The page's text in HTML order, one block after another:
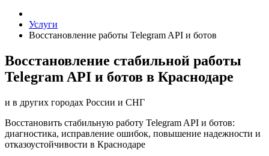
Услуги
Восстановление работы Telegram API и ботов
Восстановление стабильной работы
Telegram API и ботов в Краснодаре
и в других городах России и СНГ
Восстановить стабильную работу Telegram API и ботов:
диагностика, исправление ошибок, повышение надежности и
отказоустойчивости в Краснодаре